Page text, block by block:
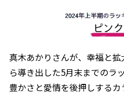
真木あかりさんが、幸福と
ら導き出した5月末までのラ
豊かさと愛情を後押しする